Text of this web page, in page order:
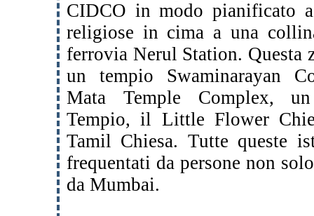
CIDCO in modo pianificato
religiose in cima a una
ferrovia Nerul Station. Questa
un tempio Swaminarayan
Mata Temple Complex, un
Tempio, il Little Flower
Tamil Chiesa. Tutte queste
frequentati da persone non
da Mumbai.